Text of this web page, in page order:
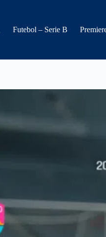
Futebol – Serie B